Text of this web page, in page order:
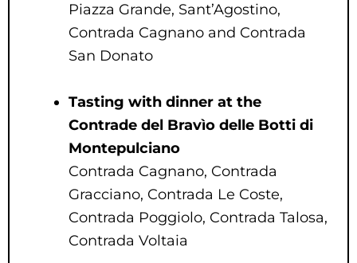
Piazza Grande, Sant’Agostino,
Contrada Cagnano and Contrada
San Donato
Tasting with dinner at the
Contrade del Bravìo delle Botti di
Montepulciano
Contrada Cagnano, Contrada
Gracciano, Contrada Le Coste,
Contrada Poggiolo, Contrada Talosa,
Contrada Voltaia